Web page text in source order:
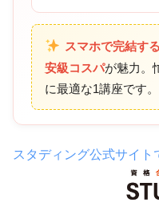
スマホで完結す
安級コスパが魅力。
に最適な1講座です。
スタディング公式サイト